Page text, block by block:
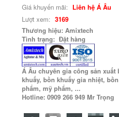
Giá khuyến mãi: Liên hệ Á Âu
Lượt xem: 3169
Thương hiệu: Amixtech
Tình trạng: Đặt hàng
Á Âu chuyên gia công sản
khuấy, bồn khuấy gia nhiệt,
phẩm, mỹ phẩm, ...
Hotline: 0909 266 949 Mr Trọng